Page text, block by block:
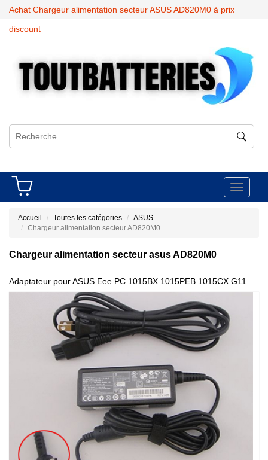
Achat Chargeur alimentation secteur ASUS AD820M0 à prix
discount
Toggle
Accueil Toutes les catégories
ASUS
Chargeur alimentation secteur AD820M0
Chargeur alimentation secteur asus AD820M0
Adaptateur pour ASUS Eee PC 1015BX 1015PEB 1015CX G11
Power Pack 100-240v / 50-60hz AD820M0 AD6630 EXA1004EH